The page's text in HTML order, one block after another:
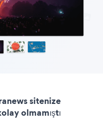
sitenize
olmamıştı